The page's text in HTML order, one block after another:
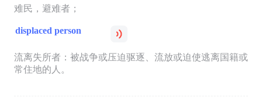
难民，避难者；
displaced person
流离失所者：被战争或压迫驱逐、流放或迫使逃离国籍或
常住地的人。